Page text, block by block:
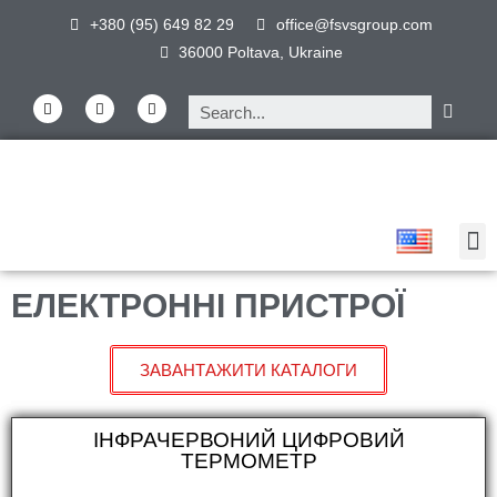
+380 (95) 649 82 29
office@fsvsgroup.com
36000 Poltava, Ukraine
ЕЛЕКТРОННІ ПРИСТРОЇ
ЗАВАНТАЖИТИ КАТАЛОГИ
ІНФРАЧЕРВОНИЙ ЦИФРОВИЙ
ТЕРМОМЕТР